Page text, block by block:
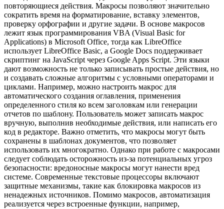
повторяющиеся действия. Макросы позволяют значительно
сократить время на форматирование, вставку элементов,
проверку орфографии и другие задачи. В основе макросов
лежит язык программирования VBA (Visual Basic for
Applications) в Microsoft Office, тогда как LibreOffice
использует LibreOffice Basic, а Google Docs поддерживает
скриптинг на JavaScript через Google Apps Script. Эти языки
дают возможность не только записывать простые действия, но
и создавать сложные алгоритмы с условными операторами и
циклами. Например, можно настроить макрос для
автоматического создания оглавления, применения
определенного стиля ко всем заголовкам или генерации
отчетов по шаблону. Пользователь может записать макрос
вручную, выполнив необходимые действия, или написать его
код в редакторе. Важно отметить, что макросы могут быть
сохранены в шаблонах документов, что позволяет
использовать их многократно. Однако при работе с макросами
следует соблюдать осторожность из-за потенциальных угроз
безопасности: вредоносные макросы могут нанести вред
системе. Современные текстовые процессоры включают
защитные механизмы, такие как блокировка макросов из
ненадежных источников. Помимо макросов, автоматизация
реализуется через встроенные функции, например,